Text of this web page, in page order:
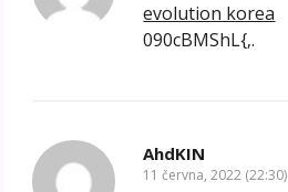
evolution korea
090cBMShL{‚.
AhdKIN
11 června, 2022 (22:30)